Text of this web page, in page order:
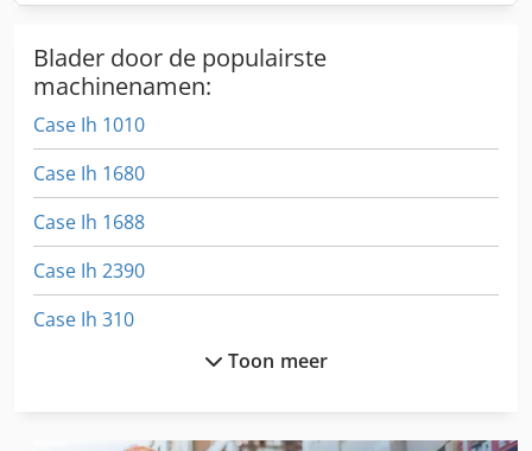
Blader door de populairste
machinenamen:
Case Ih 1010
Case Ih 1680
Case Ih 1688
Case Ih 2390
Case Ih 310
Toon meer